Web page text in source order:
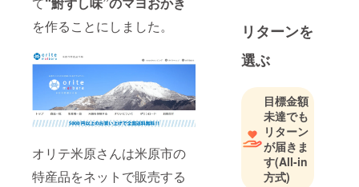
を作ることにしました。
オリテ米原さんは米原市の
特産品をネットで販売する
いる。地方
活性に役立
ちたいと地
方特産品と
のコラボに
力を入れて
いる。
リターンを
選ぶ
目標金額
未達でも
リターン
が届きま
す(All-in
方式)